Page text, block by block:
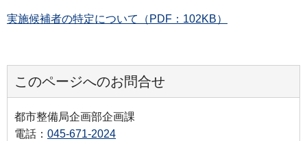
実施候補者の特定について（PDF：102KB）
このページへのお問合せ
都市整備局企画部企画課
電話： 045-671-2024